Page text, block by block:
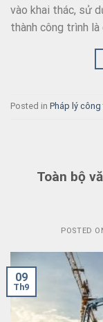
vào khai thác, sử
thành công trình là
Posted in Pháp lý công
Toàn bộ
POSTED
09
Th9